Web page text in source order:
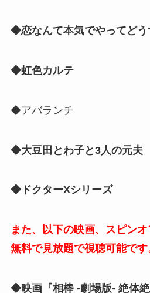
◆恋なんて本気でやってどう
◆虹色カルテ
◆アバランチ
◆大豆田とわ子と3人の元夫
◆ドクターXシリーズ
また、以下の映画、スピン
無料で見放題で視聴可能です
◆映画『相棒 -劇場版- 絶体